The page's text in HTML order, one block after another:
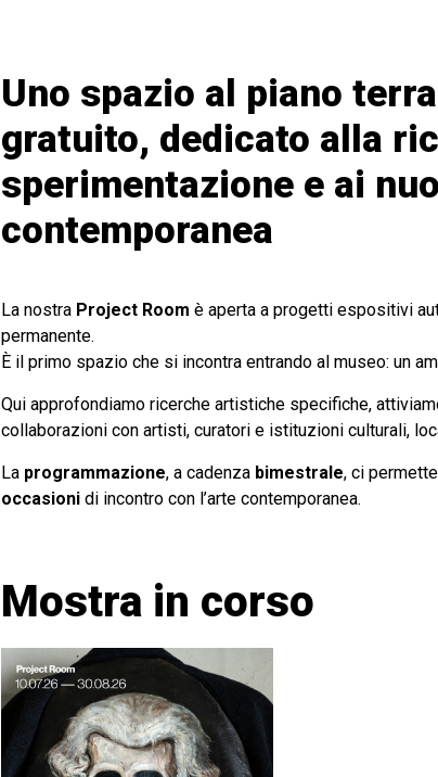
Uno spazio al piano
gratuito, dedicato alla
sperimentazione e ai
contemporanea
La nostra Project Room è aperta a progetti espositivi
permanente.
È il primo spazio che si incontra entrando al museo: un
Qui approfondiamo ricerche artistiche specifiche,
collaborazioni con artisti, curatori e istituzioni culturali,
La programmazione, a cadenza bimestrale, ci
occasioni di incontro con l’arte contemporanea.
Mostra in corso